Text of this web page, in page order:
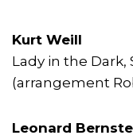
Kurt Weill
Lady in the
(arrangement
Leonard